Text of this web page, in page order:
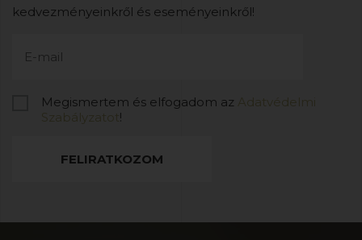
kedvezményeinkről és eseményeinkről!
Megismertem és elfogadom az Adatvédelmi
Szabályzatot !
FELIRATKOZOM